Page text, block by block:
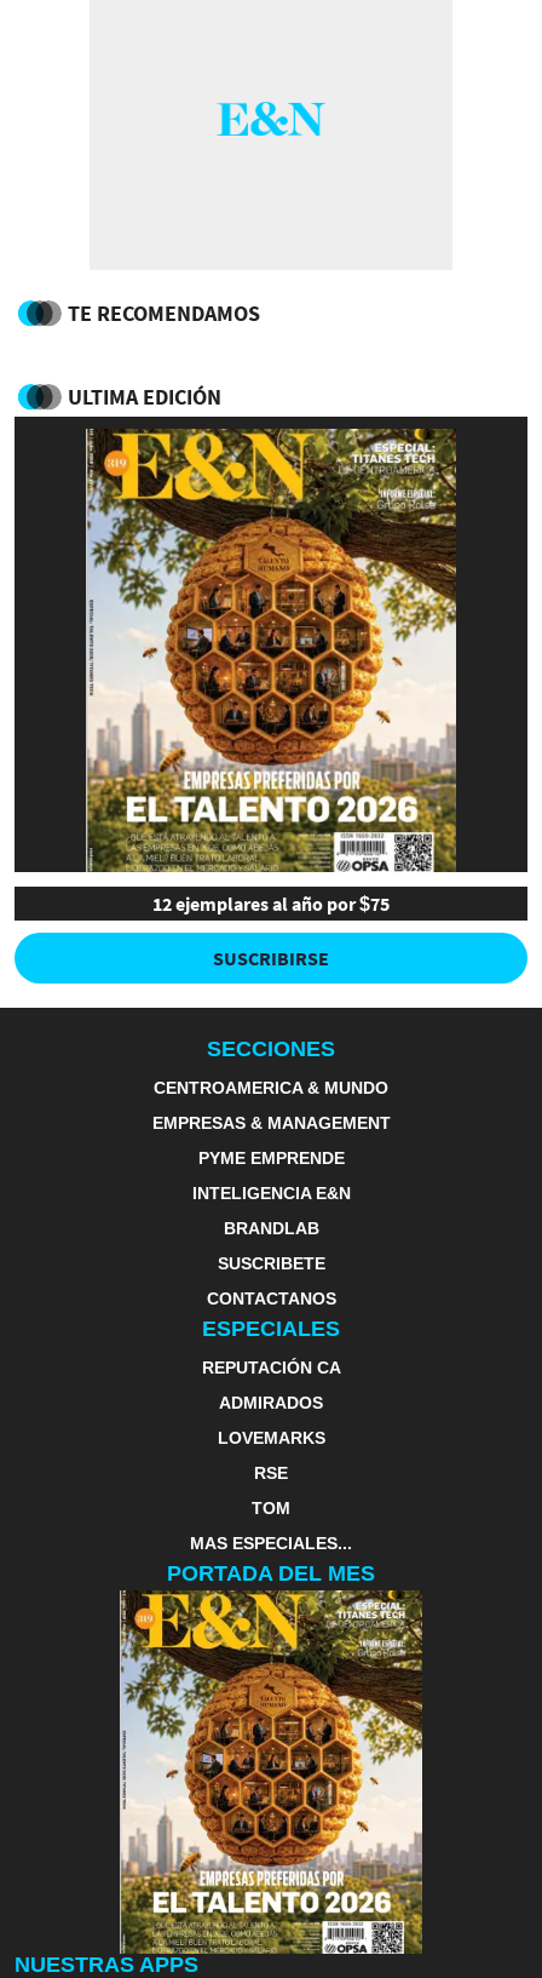
TE RECOMENDAMOS
ULTIMA EDICIÓN
12 ejemplares al año por $75
SUSCRIBIRSE
SECCIONES
CENTROAMERICA & MUNDO
EMPRESAS & MANAGEMENT
PYME EMPRENDE
INTELIGENCIA E&N
BRANDLAB
SUSCRIBETE
CONTACTANOS
ESPECIALES
REPUTACIÓN CA
ADMIRADOS
LOVEMARKS
RSE
TOM
MAS ESPECIALES...
PORTADA DEL MES
NUESTRAS APPS